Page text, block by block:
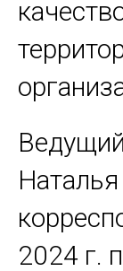
2024 г.